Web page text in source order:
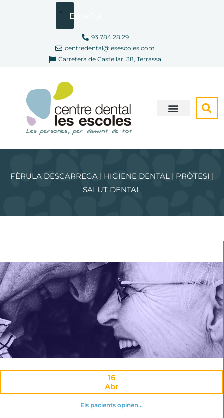
Español
93.784.28.29
centredental@lesescoles.com
Carretera de Castellar, 38, Terrassa
FÈRULA DESCARREGA | HIGIENE DENTAL | PRÒTESI |
SALUT DENTAL
16
Abr
Els pacients opinen…